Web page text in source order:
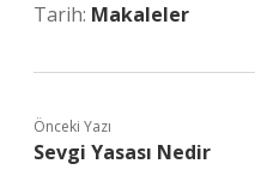
Tarih: Makaleler
Önceki Yazı
Sevgi Yasası Nedir